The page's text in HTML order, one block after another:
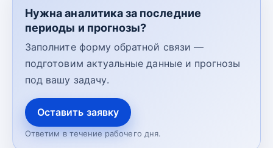
Нужна аналитика за последние
периоды и прогнозы?
Заполните форму обратной связи —
подготовим актуальные данные и прогнозы
под вашу задачу.
Оставить заявку
Ответим в течение рабочего дня.